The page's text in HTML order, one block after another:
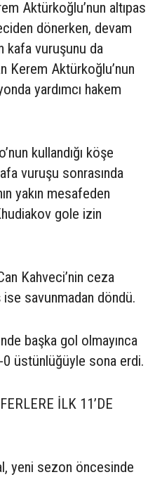
Aktürkoğlu’nun altıpas
dönerken, devam
kafa vuruşunu da
Kerem Aktürkoğlu’nun
yardımcı hakem
kullandığı köşe
vuruşu sonrasında
yakın mesafeden
gole izin
Kahveci’nin ceza
ise savunmadan döndü.
başka gol olmayınca
0 üstünlüğüyle sona erdi.
İLK 11’DE
yeni sezon öncesinde